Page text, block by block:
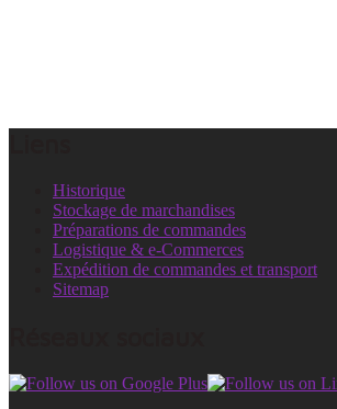
Historique
Stockage de marchandises
Préparations de commandes
Logistique & e-Commerces
Expédition de commandes et transport
Sitemap